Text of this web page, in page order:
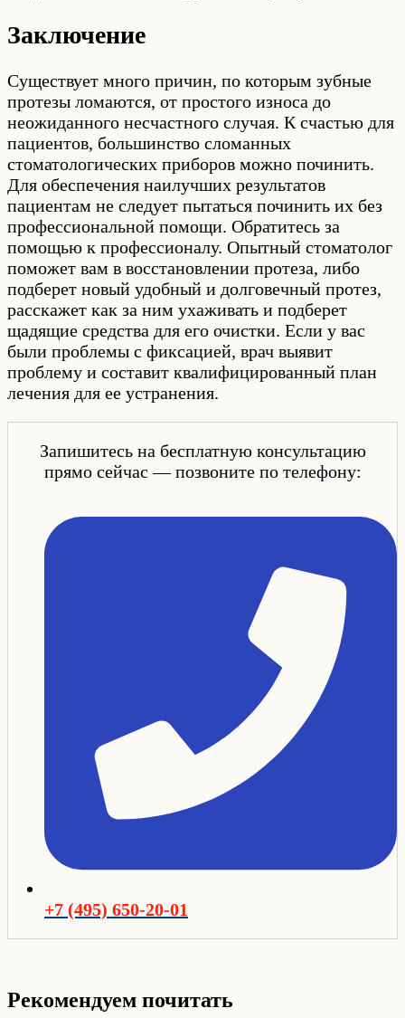
Заключение
Существует много причин, по которым зубные
протезы ломаются, от простого износа до
неожиданного несчастного случая. К счастью для
пациентов, большинство сломанных
стоматологических приборов можно починить.
Для обеспечения наилучших результатов
пациентам не следует пытаться починить их без
профессиональной помощи. Обратитесь за
помощью к профессионалу. Опытный стоматолог
поможет вам в восстановлении протеза, либо
подберет новый удобный и долговечный протез,
расскажет как за ним ухаживать и подберет
щадящие средства для его очистки. Если у вас
были проблемы с фиксацией, врач выявит
проблему и составит квалифицированный план
лечения для ее устранения.
Запишитесь на бесплатную консультацию
прямо сейчас — позвоните по телефону:
+7 (495) 650-20-01
Рекомендуем почитать